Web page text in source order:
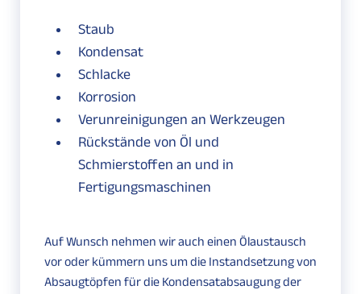
Staub
Kondensat
Schlacke
Korrosion
Verunreinigungen an Werkzeugen
Rückstände von Öl und
Schmierstoffen an und in
Fertigungsmaschinen
Auf Wunsch nehmen wir auch einen Ölaustausch
vor oder kümmern uns um die Instandsetzung von
Absaugtöpfen für die Kondensatabsaugung der